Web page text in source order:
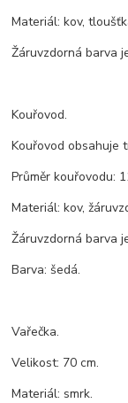
Materiál: kov,
Žáruvzdorná barva
Kouřovod.
Kouřovod obsahuje
Průměr kouřovodu:
Materiál: kov,
Žáruvzdorná barva
Barva: šedá.
Vařečka.
Velikost: 70 cm.
Materiál: smrk.